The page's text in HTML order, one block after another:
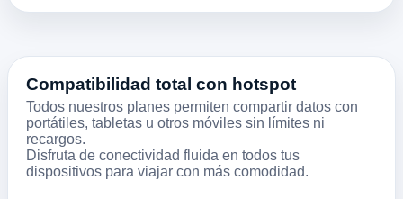
Compatibilidad total con hotspot
Todos nuestros planes permiten compartir datos con
portátiles, tabletas u otros móviles sin límites ni
recargos.
Disfruta de conectividad fluida en todos tus
dispositivos para viajar con más comodidad.